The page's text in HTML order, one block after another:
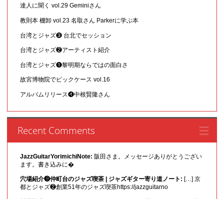
達人に聞く vol.29 Geminiさん
教則本 棚卸 vol.23 名取さん Parkerに学ぶ本
台湾とジャズ❸ 台北でセッション
台湾とジャズ❷アーティスト紹介
台湾とジャズ❶黎明期ならではの面白さ
故宮博物院でピックケース vol.16
アルバムリリース❹中根賢隆さん
Recent Comments
JazzGuitarYorimichiNote: 阪田さま。メッセージありがとうござい
ます。書き込みに�
穴場紹介❾仲町台のジャズ喫茶 | ジャズギター寄り道ノート: […] 京
都とジャズ❷創業51年のジャズ喫茶https://jazzguitarno